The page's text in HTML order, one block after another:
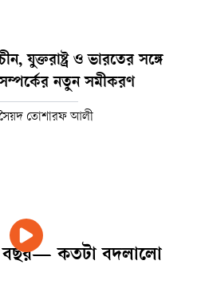
যুক্তরাষ্ট্র ও ভারতের সঙ্গে
নতুন সমীকরণ
সৈয়দ তোশারফ আলী
বছর— কতটা বদলালো